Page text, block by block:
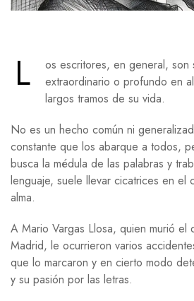
L
os escritores, en general,
extraordinario o profundo en
largos tramos de su vida.
No es un hecho común ni
constante que los abarque a todos,
busca la médula de las palabras y
lenguaje, suele llevar cicatrices en el
alma.
A Mario Vargas Llosa, quien murió el
Madrid, le ocurrieron varios
que lo marcaron y en cierto modo
y su pasión por las letras.